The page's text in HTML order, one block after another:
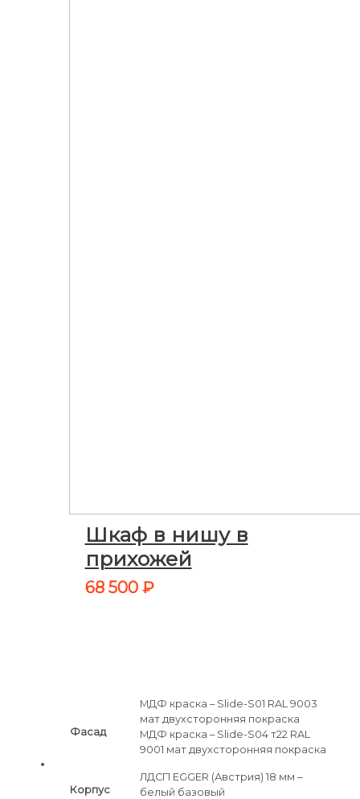
Шкаф в нишу в
прихожей
68 500 ₽
Фасад
МДФ краска – Slide-S01 RAL 9003
мат двухсторонняя покраска
МДФ краска – Slide-S04 т22 RAL
9001 мат двухсторонняя покраска
Корпус
ЛДСП EGGER (Австрия) 18 мм –
белый базовый